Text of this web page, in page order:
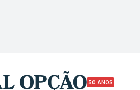
50 ANOS